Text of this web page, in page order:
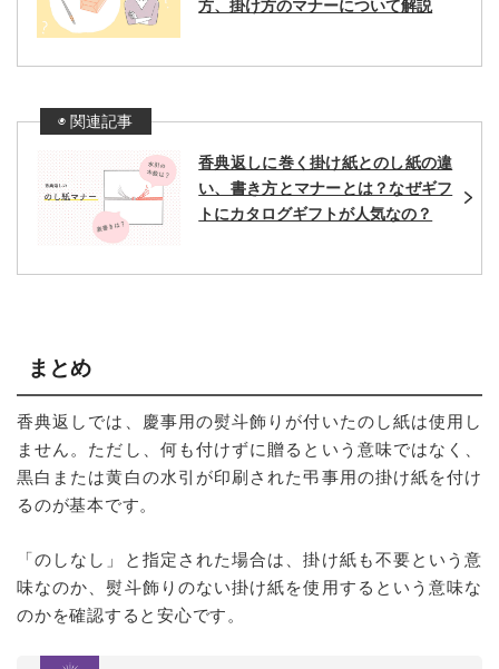
方、掛け方のマナーについて解説
香典返しに巻く掛け紙とのし紙の違
い、書き方とマナーとは？なぜギフ
トにカタログギフトが人気なの？
まとめ
香典返しでは、慶事用の熨斗飾りが付いたのし紙は使用し
ません。ただし、何も付けずに贈るという意味ではなく、
黒白または黄白の水引が印刷された弔事用の掛け紙を付け
るのが基本です。
「のしなし」と指定された場合は、掛け紙も不要という意
味なのか、熨斗飾りのない掛け紙を使用するという意味な
のかを確認すると安心です。